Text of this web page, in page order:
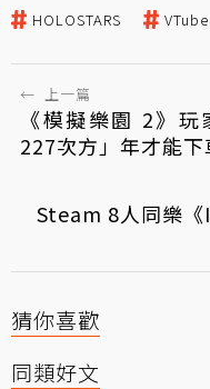
HOLOSTARS
← 上一篇
《模擬樂園 2》
227次方」年才能下
Steam 8人同樂
猜你喜歡
同類好文